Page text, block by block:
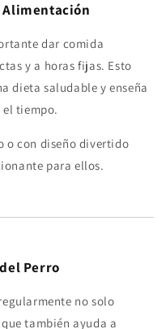
Alimentación
dar comida
y a horas fijas. Esto
dieta saludable y enseña
el tiempo.
o con diseño divertido
para ellos.
Perro
no solo
también ayuda a